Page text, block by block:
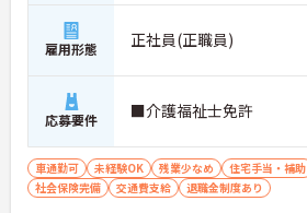
雇用形態 正社員(正職員)
応募要件 ■介護福祉士免許
車通勤可 未経験OK 残業少なめ 住宅手当・補助
社会保険完備
交通費支給 退職金制度あり